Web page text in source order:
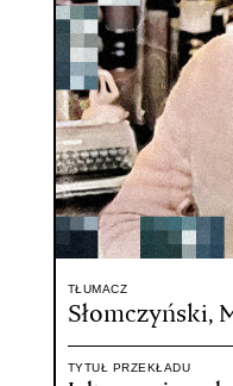
TŁUMACZ
Słomczyński,
TYTUŁ PRZEKŁADU